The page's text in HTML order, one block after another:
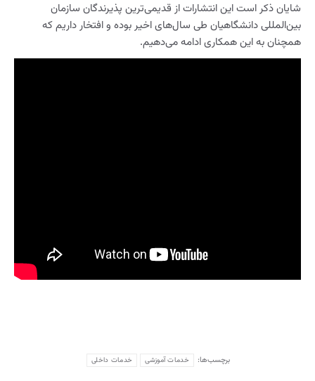
شایان ذکر است این انتشارات از قدیمی‌ترین پذیرندگان سازمان
بین‌المللی دانشگاهیان طی سال‌های اخیر بوده و افتخار داریم که
همچنان به این همکاری ادامه می‌دهیم.
برچسب‌ها: خدمات آموزشی خدمات داخلی